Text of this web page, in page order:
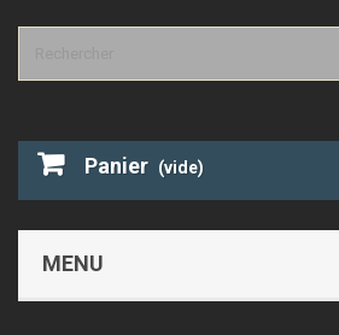
Panier (vide)
MENU